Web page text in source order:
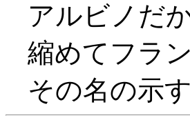
アルビノだ
縮めてフラ
その名の示